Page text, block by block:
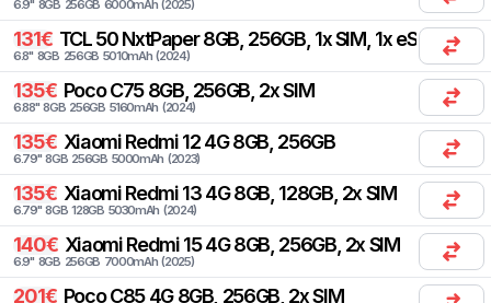
6.9" 8GB 256GB 6000mAh (2025)
131€ TCL 50 NxtPaper 8GB, 256GB, 1x SIM, 1x eSIM
6.8" 8GB 256GB 5010mAh (2024)
135€ Poco C75 8GB, 256GB, 2x SIM
6.88" 8GB 256GB 5160mAh (2024)
135€ Xiaomi Redmi 12 4G 8GB, 256GB
6.79" 8GB 256GB 5000mAh (2023)
135€ Xiaomi Redmi 13 4G 8GB, 128GB, 2x SIM
6.79" 8GB 128GB 5030mAh (2024)
140€ Xiaomi Redmi 15 4G 8GB, 256GB, 2x SIM
6.9" 8GB 256GB 7000mAh (2025)
201€ Poco C85 4G 8GB, 256GB, 2x SIM